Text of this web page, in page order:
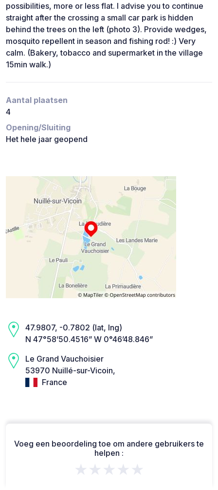
possibilities, more or less flat. I advise you to continue
straight after the crossing a small car park is hidden
behind the trees on the left (photo 3). Provide wedges,
mosquito repellent in season and fishing rod! :) Very
calm. (Bakery, tobacco and supermarket in the village
15min walk.)
Aantal plaatsen
4
Opening/Sluiting
Het hele jaar geopend
47.9807, -0.7802 (lat, lng)
N 47°58’50.4516” W 0°46’48.846”
Le Grand Vauchoisier
53970 Nuillé-sur-Vicoin,
France
Voeg een beoordeling toe om andere gebruikers te
helpen :
★★★★★